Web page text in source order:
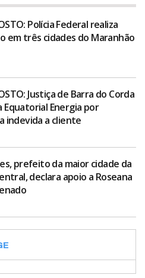
Polícia Federal realiza
em três cidades do Maranhão
Justiça de Barra do Corda
Equatorial Energia por
indevida a cliente
prefeito da maior cidade da
declara apoio a Roseana